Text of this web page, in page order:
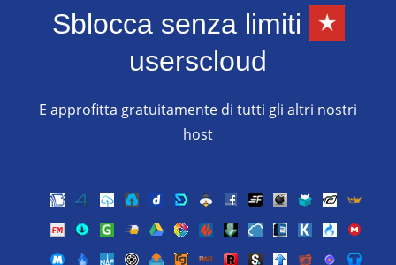
Sblocca senza limiti
userscloud
E approfitta gratuitamente di tutti gli altri nostri
host